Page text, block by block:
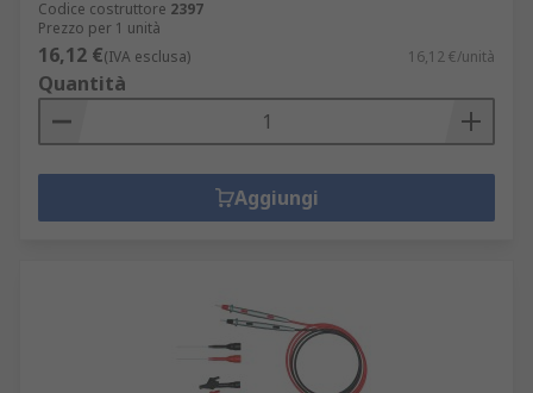
Codice costruttore 2397
Prezzo per 1 unità
16,12 €(IVA esclusa) 16,12 €/unità
Quantità
Aggiungi